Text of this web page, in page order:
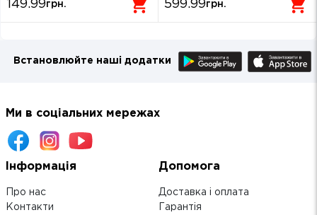
149.99грн. 599.99грн.
Встановлюйте наші додатки
Ми в соціальних мережах
Інформація
Про нас
Контакти
Допомога
Доставка і оплата
Гарантія